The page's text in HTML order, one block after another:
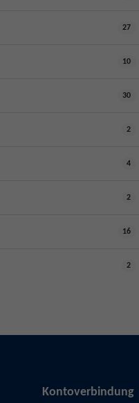
27
10
30
2
4
2
16
2
Kontoverbindung